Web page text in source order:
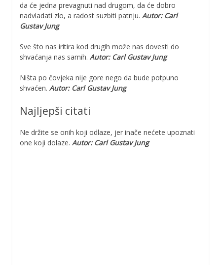
da će jedna prevagnuti nad drugom, da će dobro
nadvladati zlo, a radost suzbiti patnju. Autor: Carl
Gustav Jung
Sve što nas iritira kod drugih može nas dovesti do
shvaćanja nas samih. Autor: Carl Gustav Jung
Ništa po čovjeka nije gore nego da bude potpuno
shvaćen. Autor: Carl Gustav Jung
Najljepši citati
Ne držite se onih koji odlaze, jer inače nećete upoznati
one koji dolaze. Autor: Carl Gustav Jung